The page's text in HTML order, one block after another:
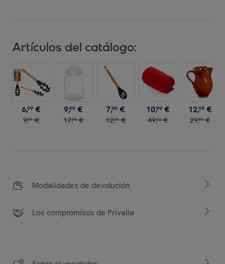
Artículos del catálogo:
6,99 €
9,99 €
9,99 €
17,99 €
7,99 €
12,99 €
10,99 €
49,00 €
12,99 €
29,99 €
Modalidades de devolución
Los compromisos de Privalia